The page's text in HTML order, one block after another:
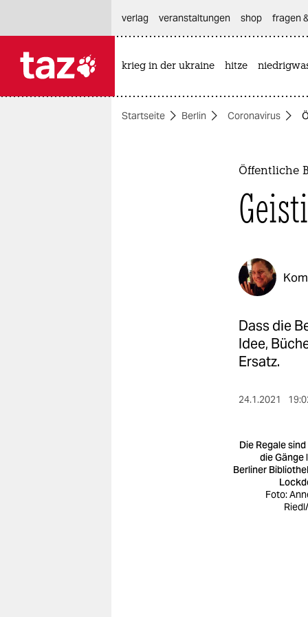
themen
verlag
veranstaltungen shop fragen
krieg in der ukraine hitze
Startseite Berlin Coronavirus
Öffentliche
Dass die
Idee,
Ersatz.
24.1.2021
Die Regale sind
die Gänge
Berliner
Foto: